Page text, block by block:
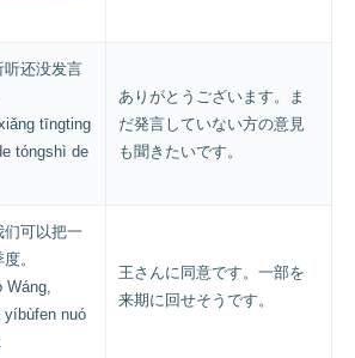
听还没发言
tīngting
tóngshì de
ありがとうございます。ま
だ発言していない方の意見
も聞きたいです。
们可以把一
。
Wáng,
yíbùfen nuó
王さんに同意です。一部を
来期に回せそうです。